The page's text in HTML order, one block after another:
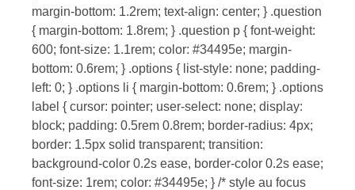
margin-bottom: 1.2rem; text-align: center; } .question
{ margin-bottom: 1.8rem; } .question p { font-weight:
600; font-size: 1.1rem; color: #34495e; margin-
bottom: 0.6rem; } .options { list-style: none; padding-
left: 0; } .options li { margin-bottom: 0.6rem; } .options
label { cursor: pointer; user-select: none; display:
block; padding: 0.5rem 0.8rem; border-radius: 4px;
border: 1.5px solid transparent; transition:
background-color 0.2s ease, border-color 0.2s ease;
font-size: 1rem; color: #34495e; } /* style au focus